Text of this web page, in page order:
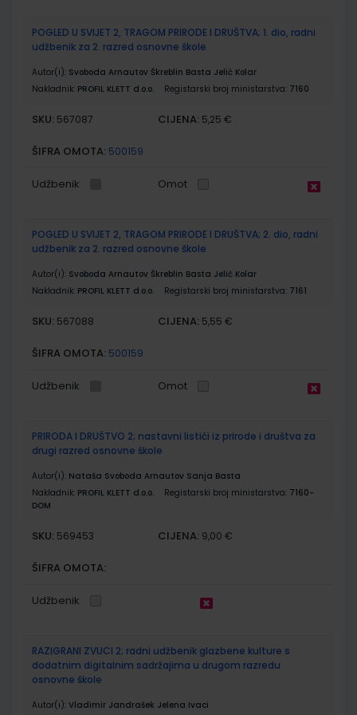
POGLED U SVIJET 2, TRAGOM PRIRODE I DRUŠTVA; 1. dio, radni
udžbenik za 2. razred osnovne škole
Autor(i): Svoboda Arnautov Škreblin Basta Jelić Kolar
Nakladnik: PROFIL KLETT d.o.o. Registarski broj ministarstva: 7160
SKU: 567087 CIJENA: 5,25 €
ŠIFRA OMOTA: 500159
Udžbenik Omot
POGLED U SVIJET 2, TRAGOM PRIRODE I DRUŠTVA; 2. dio, radni
udžbenik za 2. razred osnovne škole
Autor(i): Svoboda Arnautov Škreblin Basta Jelić Kolar
Nakladnik: PROFIL KLETT d.o.o. Registarski broj ministarstva: 7161
SKU: 567088 CIJENA: 5,55 €
ŠIFRA OMOTA: 500159
Udžbenik Omot
PRIRODA I DRUŠTVO 2; nastavni listići iz prirode i društva za
drugi razred osnovne škole
Autor(i): Nataša Svoboda Arnautov Sanja Basta
Nakladnik: PROFIL KLETT d.o.o. Registarski broj ministarstva: 7160-
DOM
SKU: 569453 CIJENA: 9,00 €
ŠIFRA OMOTA:
Udžbenik
RAZIGRANI ZVUCI 2; radni udžbenik glazbene kulture s
dodatnim digitalnim sadržajima u drugom razredu
osnovne škole
Autor(i): Vladimir Jandrašek Jelena Ivaci